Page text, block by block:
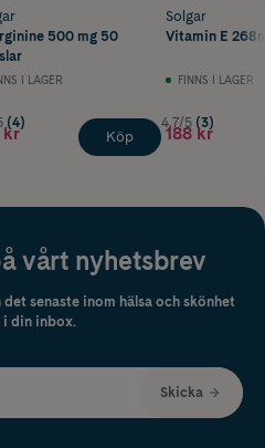
500 mg 50
I LAGER
(4)
kr Köp
Solgar
Vitamin E
FINNS I LAGER
4.7/5 (3)
188 kr
vårt nyhetsbrev
senaste inom hälsa och skönhet
din inbox.
Skicka